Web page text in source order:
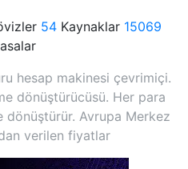
54Kaynaklar 15069
hesap makinesi çevrimiçi.
dönüştürücüsü. Her para
dönüştürür. Avrupa Merkez
verilen fiyatlar